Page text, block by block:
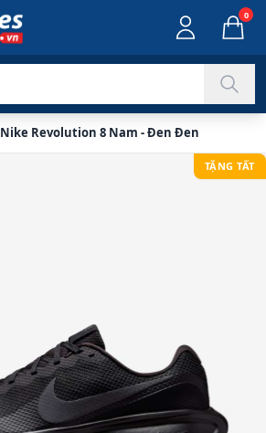
0
Revolution 8 Nam - Đen Đen
TẶNG TẤT